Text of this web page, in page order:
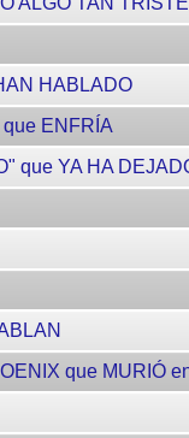
HABLADO
ENFRÍA
que YA HA
que MURIÓ